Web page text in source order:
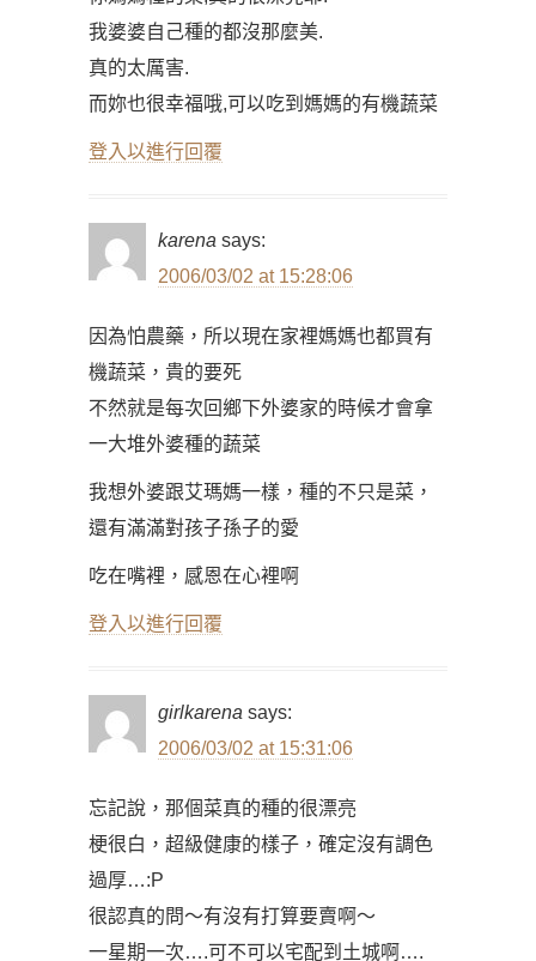
我婆婆自己種的都沒那麼美.
真的太厲害.
而妳也很幸福哦,可以吃到媽媽的有機蔬菜
登入以進行回覆
karena says:
2006/03/02 at 15:28:06
因為怕農藥，所以現在家裡媽媽也都買有
機蔬菜，貴的要死
不然就是每次回鄉下外婆家的時候才會拿
一大堆外婆種的蔬菜
我想外婆跟艾瑪媽一樣，種的不只是菜，
還有滿滿對孩子孫子的愛
吃在嘴裡，感恩在心裡啊
登入以進行回覆
girlkarena says:
2006/03/02 at 15:31:06
忘記說，那個菜真的種的很漂亮
梗很白，超級健康的樣子，確定沒有調色
過厚…:P
很認真的問～有沒有打算要賣啊～
一星期一次….可不可以宅配到土城啊….